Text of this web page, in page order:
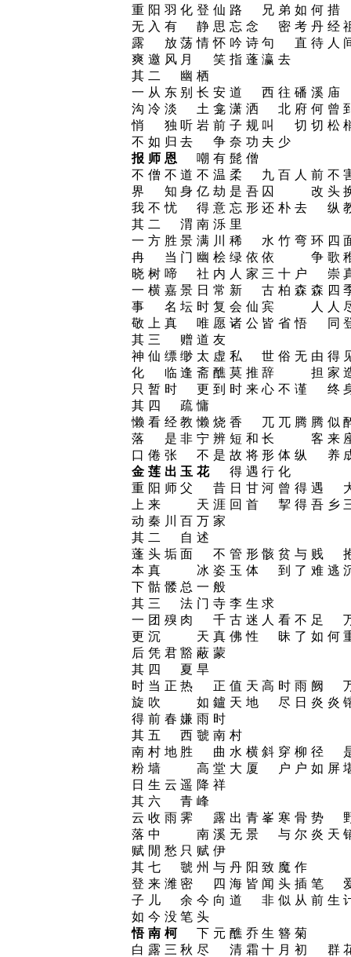
重阳羽化登仙路 兄弟如何
无入有 静思忘念 密考丹
露 放荡情怀吟诗句 直待
爽邀风月 笑指蓬瀛去
其二 幽栖
一从东别长安道 西往磻溪
沟冷淡 土龛潇洒 北府何
悄 独听岩前子规叫 切切
不如归去 争奈功夫少
报师恩
嘲有髭僧
不僧不道不温柔 九百人前
界 知身亿劫是吾囚 改头
我不忧 得意忘形还朴去 纵
其二 渭南泺里
一方胜景满川稀 水竹弯环
冉 当门幽桧绿依依 争歌
晓树啼 社内人家三十户 崇
一横嘉景日常新 古柏森森
事 名坛时复会仙宾 人人
敬上真 唯愿诸公皆省悟 同
其三 赠道友
神仙缥缈太虚私 世俗无由
化 临逢斋醮莫推辞 担家
只暂时 更到时来心不谨 终
其四 疏慵
懒看经教懒烧香 兀兀腾腾
落 是非宁辨短和长 客来
口倦张 不是故将形体纵 养
金莲出玉花
得遇行化
重阳师父 昔日甘河曾得遇
上来 天涯回首 挈得吾乡
动秦川百万家
其二 自述
蓬头垢面 不管形骸贫与贱
本真 冰姿玉体 到了难逃
下骷髅总一般
其三 法门寺李生求
一团殠肉 千古迷人看不足
更沉 天真佛性 昧了如何
后凭君豁蔽蒙
其四 夏旱
时当正热 正值天高时雨阙
旋吹 如鑪天地 尽日炎炎
得前春嫌雨时
其五 西虢南村
南村地胜 曲水横斜穿柳径
粉墙 高堂大厦 户户如屏
日生云遥降祥
其六 青峰
云收雨霁 露出青峯寒骨势
落中 南溪无景 与尔炎天
赋閒愁只赋伊
其七 虢州与丹阳致魔作
登来潍密 四海皆闻头插笔
子儿 余今向道 非似从前
如今没笔头
悟南柯
下元醮乔生簪菊
白露三秋尽 清霜十月初 群